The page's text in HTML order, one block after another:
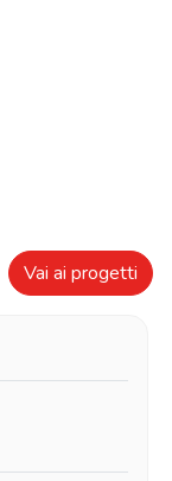
Vai ai progetti